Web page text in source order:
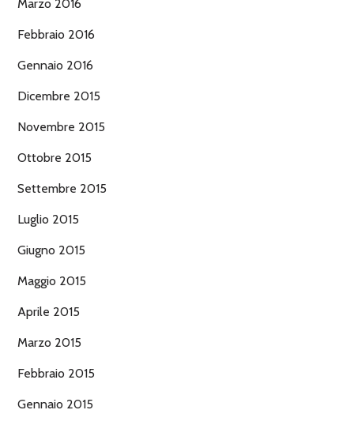
Marzo 2016
Febbraio 2016
Gennaio 2016
Dicembre 2015
Novembre 2015
Ottobre 2015
Settembre 2015
Luglio 2015
Giugno 2015
Maggio 2015
Aprile 2015
Marzo 2015
Febbraio 2015
Gennaio 2015